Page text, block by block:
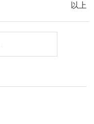
以上